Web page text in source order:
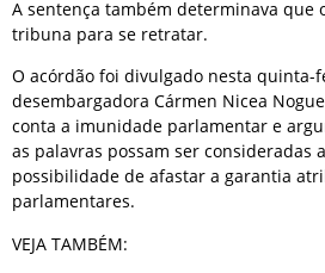
A sentença também determinava que
tribuna para se retratar.
O acórdão foi divulgado nesta quinta-
desembargadora Cármen Nicea
conta a imunidade parlamentar e
as palavras possam ser consideradas
possibilidade de afastar a garantia
parlamentares.
VEJA TAMBÉM: